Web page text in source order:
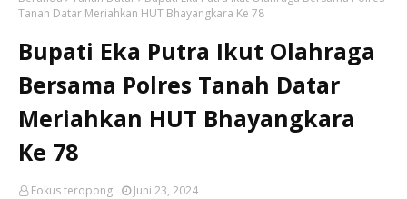
Tanah Datar Meriahkan HUT Bhayangkara Ke 78
Bupati Eka Putra Ikut Olahraga
Bersama Polres Tanah Datar
Meriahkan HUT Bhayangkara
Ke 78
Fokus teropong Juni 23, 2024